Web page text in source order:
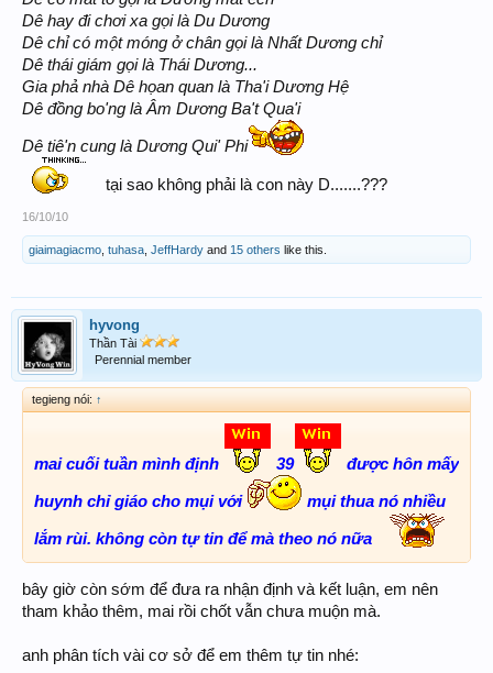
Dê hay đi chơi xa gọi là Du Dương
Dê chỉ có một móng ở chân gọi là Nhất Dương chỉ
Dê thái giám gọi là Thái Dương...
Gia phả nhà Dê họan quan là Tha'i Dương Hệ
Dê đồng bo'ng là Âm Dương Ba't Qua'i
Dê tiê'n cung là Dương Qui' Phi
tại sao không phải là con này D.......???
16/10/10
giaimagiacmo tuhasa JeffHardy and 15 others like this.
hyvong
Thần Tài
Perennial member
tegieng nói: ↑
mai cuối tuần mình định 39
được hôn mấy
huynh chỉ giáo cho mụi với
mụi thua nó nhiều
lắm rùi. không còn tự tin để mà theo nó nữa
bây giờ còn sớm để đưa ra nhận định và kết luận, em nên
tham khảo thêm, mai rồi chốt vẫn chưa muộn mà.
anh phân tích vài cơ sở để em thêm tự tin nhé: